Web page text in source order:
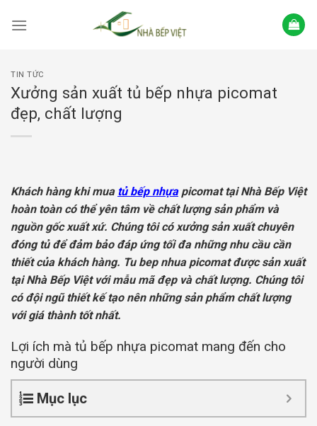
TIN TỨC
Xưởng sản xuất tủ bếp nhựa picomat
đẹp, chất lượng
Khách hàng khi mua tủ bếp nhựapicomat tại Nhà Bếp Việt
hoàn toàn có thể yên tâm về chất lượng sản phẩm và
nguồn gốc xuất xứ. Chúng tôi có xưởng sản xuất chuyên
đóng tủ để đảm bảo đáp ứng tối đa những nhu cầu cần
thiết của khách hàng. Tu bep nhua picomat được sản xuất
tại Nhà Bếp Việt với mẫu mã đẹp và chất lượng. Chúng tôi
có đội ngũ thiết kế tạo nên những sản phẩm chất lượng
với giá thành tốt nhất.
Lợi ích mà tủ bếp nhựa picomat mang đến cho
người dùng
Mục lục